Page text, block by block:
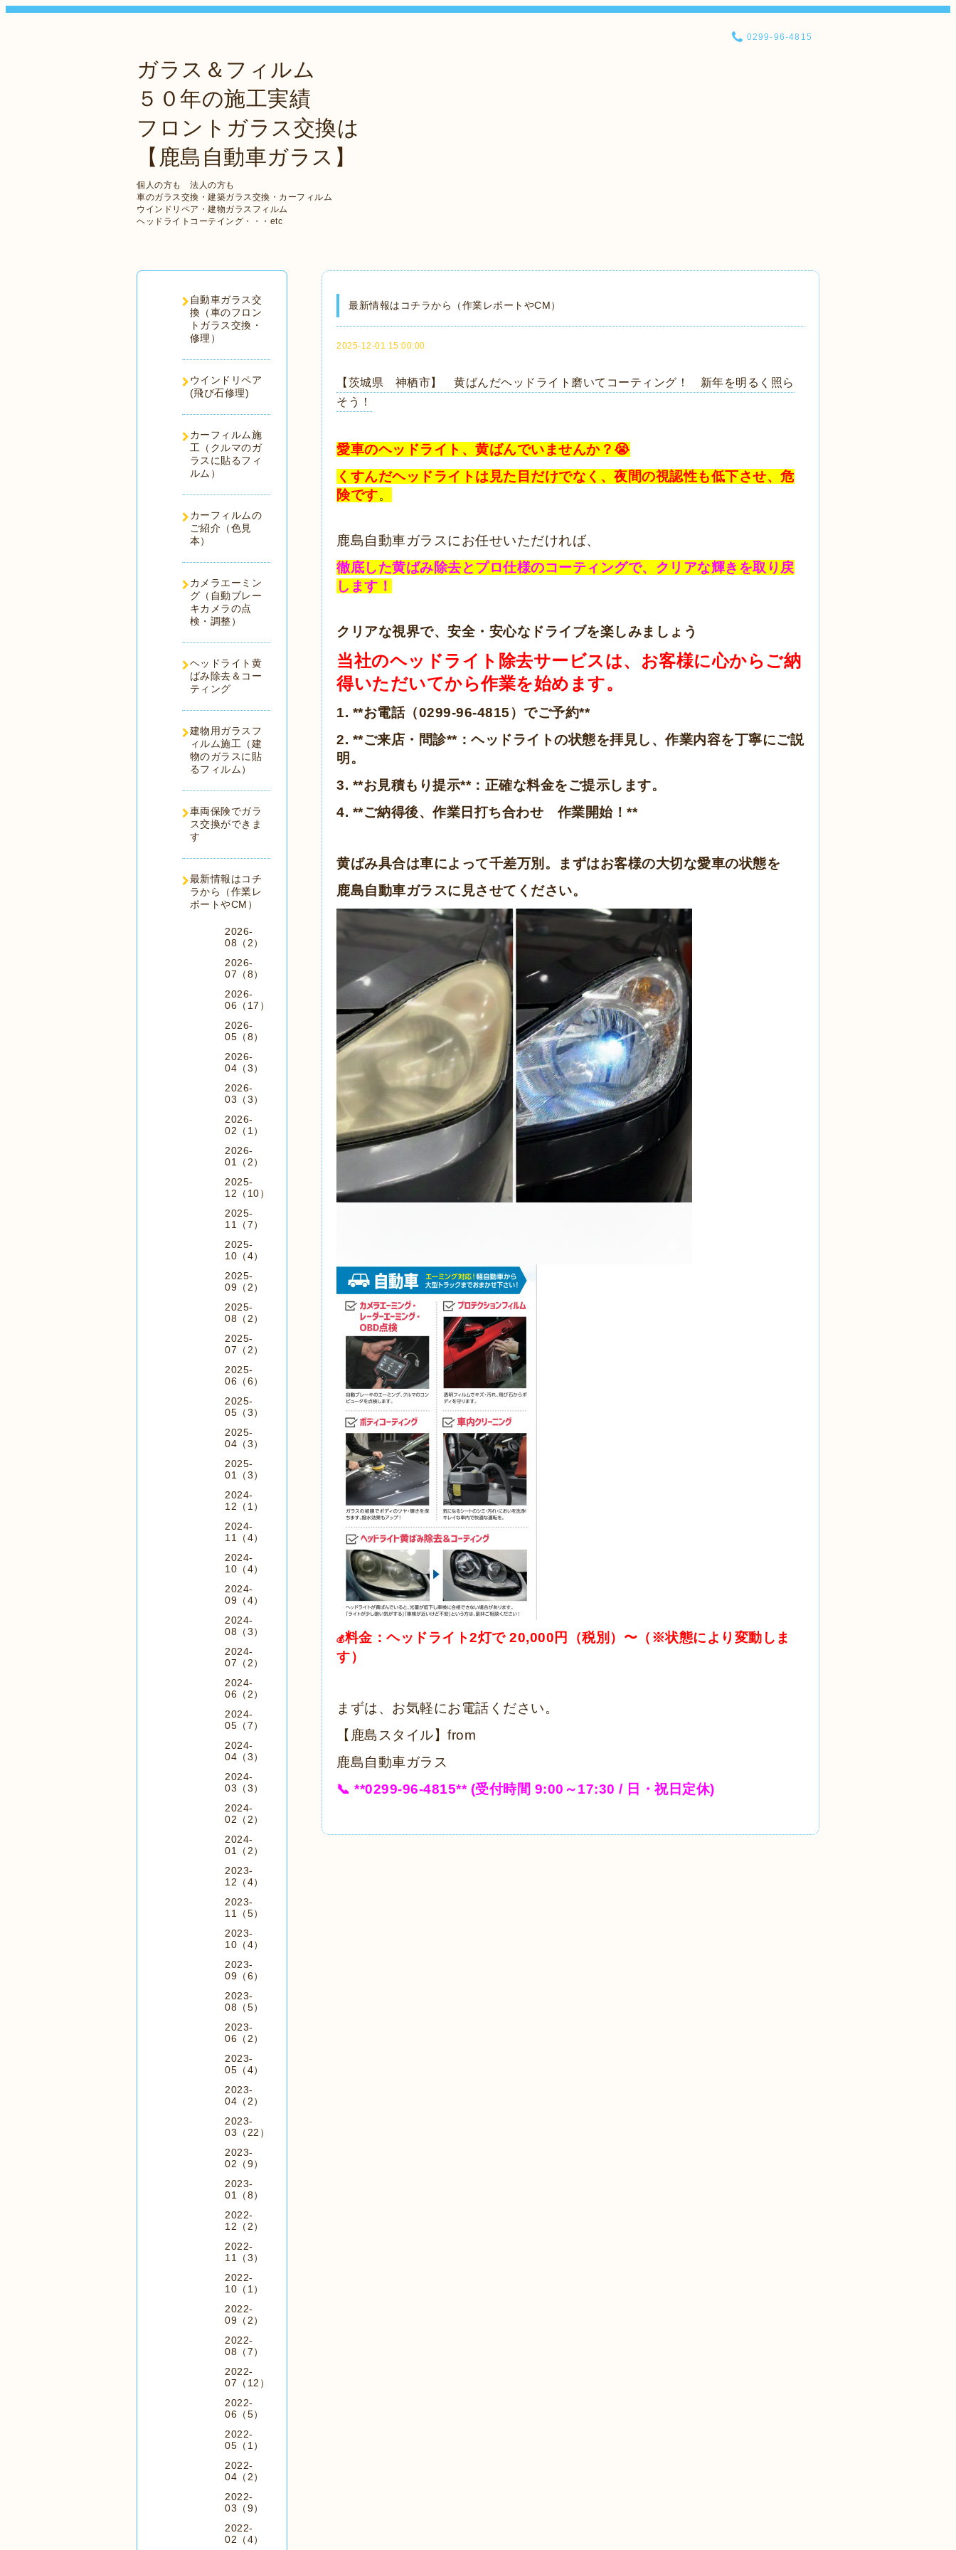
ガラス＆フィルム
５０年の施工実績
フロントガラス交換は
【鹿島自動車ガラス】
個人の方も 法人の方も
車のガラス交換・建築ガラス交換・カーフィルム
ウインドリペア・建物ガラスフィルム
ヘッドライトコーテイング・・・etc
0299-96-4815
最新情報はコチラから（作業レポートやCM）
2025-12-01 15:00:00
【茨城県 神栖市】 黄ばんだヘッドライト磨いてコーティング！ 新年を明るく照ら
そう！
愛車のヘッドライト、黄ばんでいませんか？😭
くすんだヘッドライトは見た目だけでなく、夜間の視認性も低下させ、危
険です。
鹿島自動車ガラスにお任せいただければ、
徹底した黄ばみ除去とプロ仕様のコーティングで、クリアな輝きを取り戻
します！
クリアな視界で、安全・安心なドライブを楽しみましょう
当社のヘッドライト除去サービスは、お客様に心からご納
得いただいてから作業を始めます。
1. **お電話（0299-96-4815）でご予約**
2. **ご来店・問診**：ヘッドライトの状態を拝見し、作業内容を丁寧にご説
明。
3. **お見積もり提示**：正確な料金をご提示します。
4. **ご納得後、作業日打ち合わせ 作業開始！**
黄ばみ具合は車によって千差万別。まずはお客様の大切な愛車の状態を
鹿島自動車ガラスに見させてください。
💰料金：ヘッドライト2灯で 20,000円（税別）〜（※状態により変動しま
す）
まずは、お気軽にお電話ください。
【鹿島スタイル】from
鹿島自動車ガラス
📞 **0299-96-4815** (受付時間 9:00～17:30 / 日・祝日定休)
自動車ガラス交
換（車のフロン
トガラス交換・
修理）
ウインドリペア
(飛び石修理)
カーフィルム施
工（クルマのガ
ラスに貼るフィ
ルム）
カーフィルムの
ご紹介（色見
本）
カメラエーミン
グ（自動ブレー
キカメラの点
検・調整）
ヘッドライト黄
ばみ除去＆コー
ティング
建物用ガラスフ
ィルム施工（建
物のガラスに貼
るフィルム）
車両保険でガラ
ス交換ができま
す
最新情報はコチ
ラから（作業レ
ポートやCM）
2026-
08（2）
2026-
07（8）
2026-
06（17）
2026-
05（8）
2026-
04（3）
2026-
03（3）
2026-
02（1）
2026-
01（2）
2025-
12（10）
2025-
11（7）
2025-
10（4）
2025-
09（2）
2025-
08（2）
2025-
07（2）
2025-
06（6）
2025-
05（3）
2025-
04（3）
2025-
01（3）
2024-
12（1）
2024-
11（4）
2024-
10（4）
2024-
09（4）
2024-
08（3）
2024-
07（2）
2024-
06（2）
2024-
05（7）
2024-
04（3）
2024-
03（3）
2024-
02（2）
2024-
01（2）
2023-
12（4）
2023-
11（5）
2023-
10（4）
2023-
09（6）
2023-
08（5）
2023-
06（2）
2023-
05（4）
2023-
04（2）
2023-
03（22）
2023-
02（9）
2023-
01（8）
2022-
12（2）
2022-
11（3）
2022-
10（1）
2022-
09（2）
2022-
08（7）
2022-
07（12）
2022-
06（5）
2022-
05（1）
2022-
04（2）
2022-
03（9）
2022-
02（4）